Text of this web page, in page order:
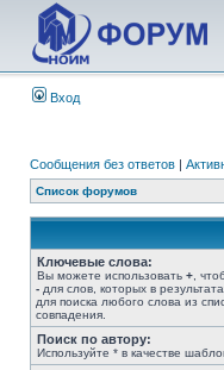
Вход
Сообщения без ответов |
Список форумов
Ключевые слова:
Вы можете использовать + ,
- для слов, которых в
для поиска любого слова из
совпадения.
Поиск по автору:
Используйте * в качестве